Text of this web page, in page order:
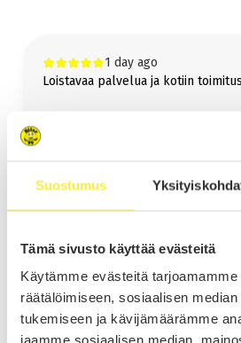
Suostumus
Tämä sivusto käyttää evästeitä
Käytämme evästeitä
räätälöimiseen, sosiaalisen
tukemiseen ja kävijämäärämme
jaamme sosiaalisen median,
Vetokoukku jälkiasennettuna samaan
Lue lisää
1 day ago
Loistavaa palvelua ja kotiin
Timo Lonkainen
Page
of
60